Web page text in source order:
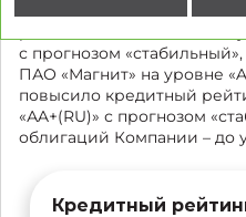
с прогнозом
ПАО «Магнит» на уровне
повысило кредитный
«АA+(RU)» с прогнозом
облигаций Компании – до
Кредитный